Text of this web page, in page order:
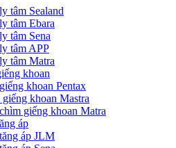
tâm Sealand
tâm Ebara
tâm Sena
tâm APP
tâm Matra
khoan
khoan Pentax
khoan Mastra
giếng khoan Matra
áp
áp JLM